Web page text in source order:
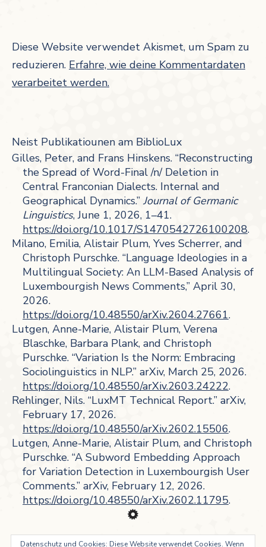
Diese Website verwendet Akismet, um Spam zu
reduzieren. Erfahre, wie deine Kommentardaten
verarbeitet werden.
Neist Publikatiounen am BiblioLux
Gilles, Peter, and Frans Hinskens. “Reconstructing
the Spread of Word-Final /n/ Deletion in
Central Franconian Dialects. Internal and
Geographical Dynamics.” Journal of Germanic
Linguistics, June 1, 2026, 1–41.
https://doi.org/10.1017/S1470542726100208.
Milano, Emilia, Alistair Plum, Yves Scherrer, and
Christoph Purschke. “Language Ideologies in a
Multilingual Society: An LLM-Based Analysis of
Luxembourgish News Comments,” April 30,
2026.
https://doi.org/10.48550/arXiv.2604.27661.
Lutgen, Anne-Marie, Alistair Plum, Verena
Blaschke, Barbara Plank, and Christoph
Purschke. “Variation Is the Norm: Embracing
Sociolinguistics in NLP.” arXiv, March 25, 2026.
https://doi.org/10.48550/arXiv.2603.24222.
Rehlinger, Nils. “LuxMT Technical Report.” arXiv,
February 17, 2026.
https://doi.org/10.48550/arXiv.2602.15506.
Lutgen, Anne-Marie, Alistair Plum, and Christoph
Purschke. “A Subword Embedding Approach
for Variation Detection in Luxembourgish User
Comments.” arXiv, February 12, 2026.
https://doi.org/10.48550/arXiv.2602.11795.
Datenschutz und Cookies: Diese Website verwendet Cookies. Wenn